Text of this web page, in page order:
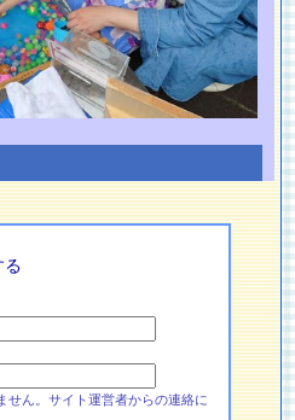
る
せん。サイト運営者からの連絡に